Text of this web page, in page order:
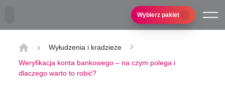
Wybierz pakiet
Wyłudzenia i kradzieże
Weryfikacja konta bankowego – na czym polega i
dlaczego warto to robić?